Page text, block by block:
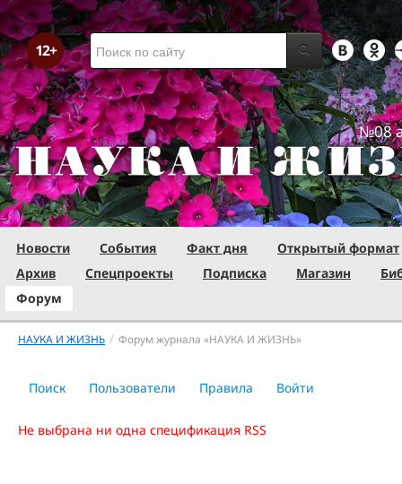
№08
Новости События Факт дня
Открытый формат
Архив
Спецпроекты Подписка Магазин
Форум
НАУКА И ЖИЗНЬ / Форум журнала «НАУКА И ЖИЗНЬ»
Поиск Пользователи Правила Войти
Не выбрана ни одна спецификация RSS